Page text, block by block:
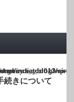
wp-content/themes/
続きについて